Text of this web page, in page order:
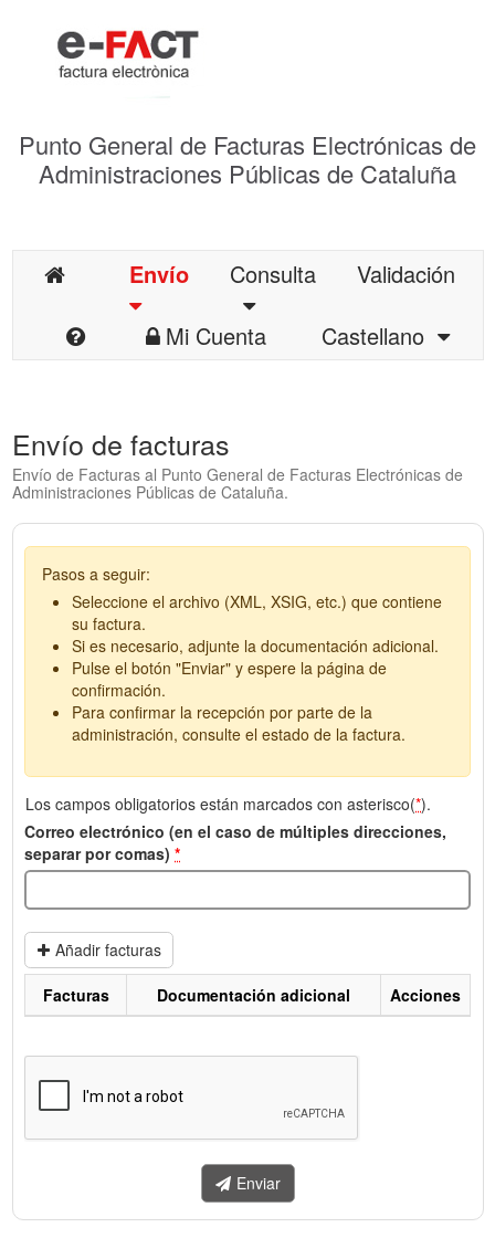
Punto General de Facturas Electrónicas de
Administraciones Públicas de Cataluña
Envío Consulta
Validación
Mi Cuenta
Castellano
Envío de facturas
Envío de Facturas al Punto General de Facturas Electrónicas de
Administraciones Públicas de Cataluña.
Pasos a seguir:
Seleccione el archivo (XML, XSIG, etc.) que contiene
su factura.
Si es necesario, adjunte la documentación adicional.
Pulse el botón "Enviar" y espere la página de
confirmación.
Para confirmar la recepción por parte de la
administración, consulte el estado de la factura.
Los campos obligatorios están marcados con asterisco(*).
Correo electrónico (en el caso de múltiples direcciones,
separar por comas) *
Añadir facturas
enviar.
Facturas Documentación adicional Acciones
Enviar